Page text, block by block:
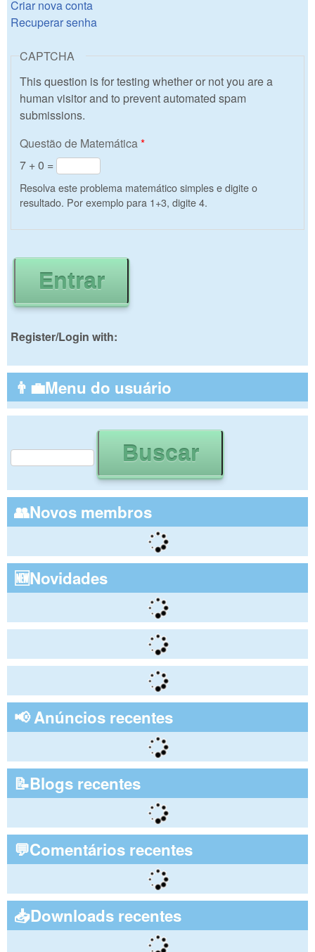
Criar nova conta
Recuperar senha
CAPTCHA
This question is for testing whether or not you are a
human visitor and to prevent automated spam
submissions.
Questão de Matemática *
7 + 0 =
Resolva este problema matemático simples e digite o
resultado. Por exemplo para 1+3, digite 4.
Register/Login with:
👨‍💼Menu do usuário
Formulário de busca
👥Novos membros
🆕Novidades
📢 Anúncios recentes
📝Blogs recentes
💬Comentários recentes
📥Downloads recentes